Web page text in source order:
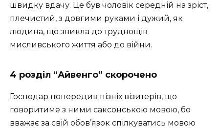
швидку вдачу. Це був чоловік середній на зріст,
плечистий, з довгими руками і дужий, як
людина, що звикла до труднощів
мисливського життя або до війни.
4 розділ “Айвенго” скорочено
Господар попередив пізніх візитерів, що
говоритиме з ними саксонською мовою, бо
вважає за свій обов’язок спілкуватись мовою